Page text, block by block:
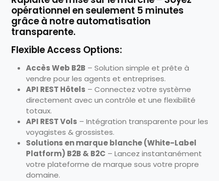
opérationnel en seulement 5 minutes
grâce à notre automatisation
transparente.
Flexible Access Options:
Accès Web B2B – Solution simple et prête à
vendre pour les agents et entreprises.
API REST Hôtels – Connectez votre système
directement avec un contrôle et une flexibilité
totaux.
API REST Vols – Intégration transparente pour les
voyagistes & grossistes.
Solutions en marque blanche (White-Label
Platform) B2B & B2C – Lancez instantanément
votre plateforme de marque sous votre propre
domaine.